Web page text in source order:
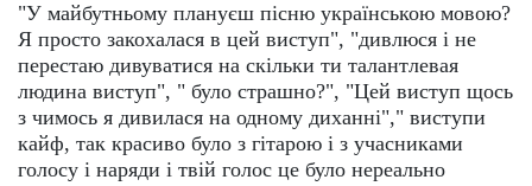
"У майбутньому плануєш пісню українською мовою?
Я просто закохалася в цей виступ", "дивлюся і не
перестаю дивуватися на скільки ти талантлевая
людина виступ", " було страшно?", "Цей виступ щось
з чимось я дивилася на одному диханні"," виступи
кайф, так красиво було з гітарою і з учасниками
голосу і наряди і твій голос це було нереально